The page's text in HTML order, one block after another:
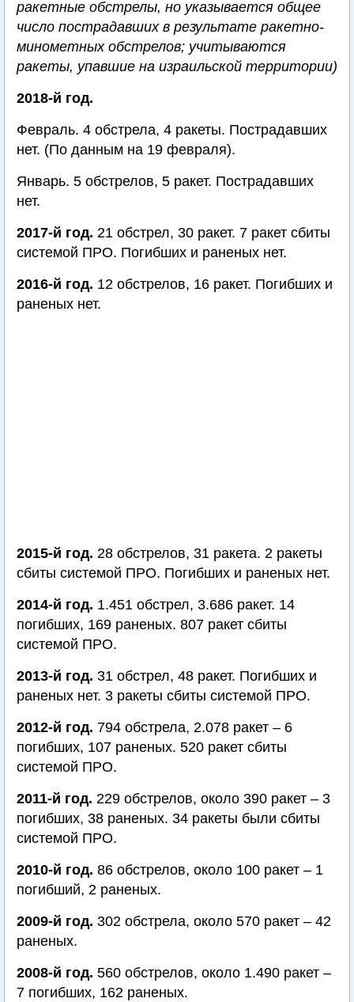
ракетные обстрелы, но указывается общее
число пострадавших в результате ракетно-
минометных обстрелов; учитываются
ракеты, упавшие на израильской территории)
2018-й год.
Февраль. 4 обстрела, 4 ракеты. Пострадавших
нет. (По данным на 19 февраля).
Январь. 5 обстрелов, 5 ракет. Пострадавших
нет.
2017-й год. 21 обстрел, 30 ракет. 7 ракет сбиты
системой ПРО. Погибших и раненых нет.
2016-й год. 12 обстрелов, 16 ракет. Погибших и
раненых нет.
2015-й год. 28 обстрелов, 31 ракета. 2 ракеты
сбиты системой ПРО. Погибших и раненых нет.
2014-й год. 1.451 обстрел, 3.686 ракет. 14
погибших, 169 раненых. 807 ракет сбиты
системой ПРО.
2013-й год. 31 обстрел, 48 ракет. Погибших и
раненых нет. 3 ракеты сбиты системой ПРО.
2012-й год. 794 обстрела, 2.078 ракет – 6
погибших, 107 раненых. 520 ракет сбиты
системой ПРО.
2011-й год. 229 обстрелов, около 390 ракет – 3
погибших, 38 раненых. 34 ракеты были сбиты
системой ПРО.
2010-й год. 86 обстрелов, около 100 ракет – 1
погибший, 2 раненых.
2009-й год. 302 обстрела, около 570 ракет – 42
раненых.
2008-й год. 560 обстрелов, около 1.490 ракет –
7 погибших, 162 раненых.